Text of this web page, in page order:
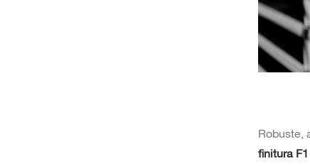
Robuste,
finitura F1